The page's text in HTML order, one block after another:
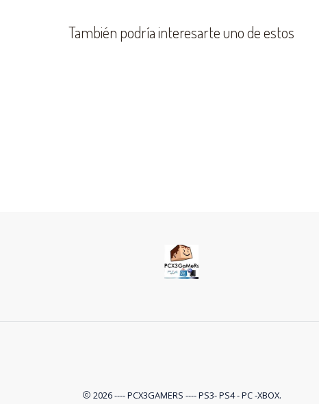
También podría interesarte uno de estos
2026 ---- PCX3GAMERS ---- PS3- PS4 - PC -XBOX.